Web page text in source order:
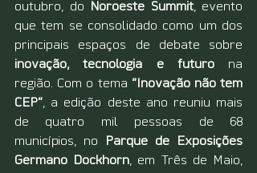
outubro, do
Noroeste Summit, evento
que tem se consolidado como um dos
inovação, tecnologia e futuro na
região. Com o tema “Inovação não tem
CEP”, a edição deste ano reuniu mais
de quatro mil pessoas de 68
municípios, no
Parque de Exposições
Germano Dockhorn, em Três de Maio,